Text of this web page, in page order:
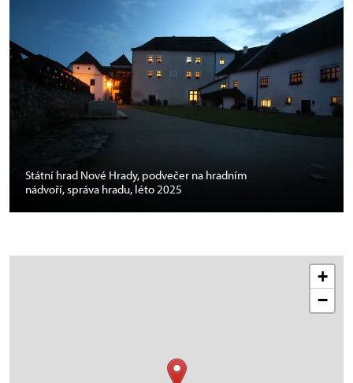
Státní hrad Nové Hrady, podvečer na hradním
nádvoří, správa hradu, léto 2025
+
−